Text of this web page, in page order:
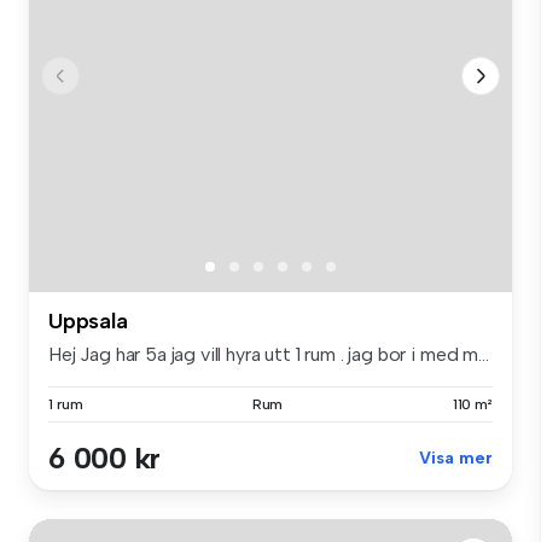
Uppsala
Hej Jag har 5a jag vill hyra utt 1 rum . jag bor i med m...
1 rum Rum 110 m²
6 000 kr Visa mer